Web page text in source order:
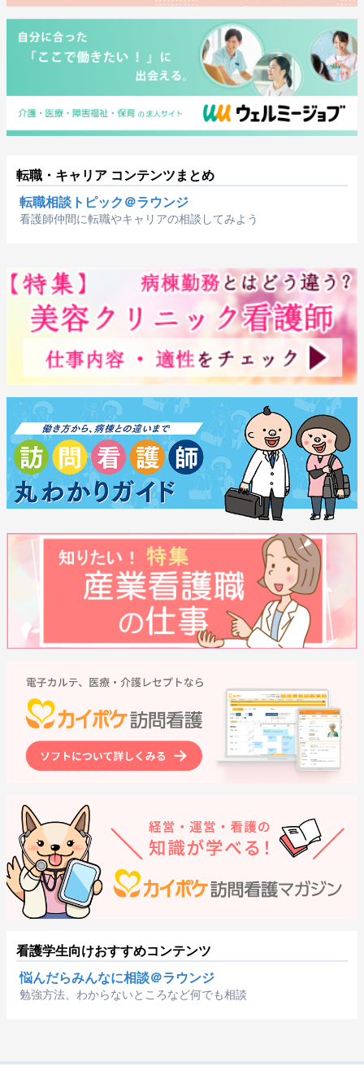
転職・キャリア コンテンツまとめ
転職相談トピック＠ラウンジ
看護師仲間に転職やキャリアの相談してみよう
看護学生向けおすすめコンテンツ
悩んだらみんなに相談＠ラウンジ
勉強方法、わからないところなど何でも相談